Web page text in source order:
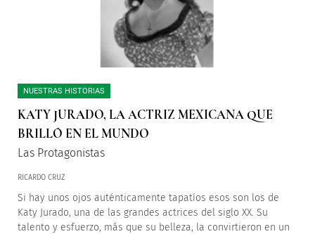
NUESTRAS HISTORIAS
KATY JURADO, LA ACTRIZ MEXICANA QUE
BRILLÓ EN EL MUNDO
Las Protagonistas
RICARDO CRUZ
Si hay unos ojos auténticamente tapatíos esos son los de
Katy Jurado, una de las grandes actrices del siglo XX. Su
talento y esfuerzo, más que su belleza, la convirtieron en un